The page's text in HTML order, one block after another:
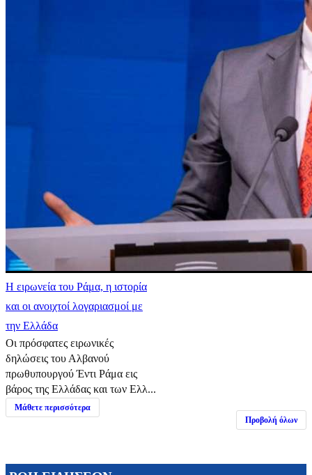
Η ειρωνεία του Ράμα, η ιστορία
και οι ανοιχτοί λογαριασμοί με
την Ελλάδα
Οι πρόσφατες ειρωνικές
δηλώσεις του Αλβανού
πρωθυπουργού Έντι Ράμα εις
βάρος της Ελλάδας και των Ελλ...
Μάθετε περισσότερα
Προβολή όλων